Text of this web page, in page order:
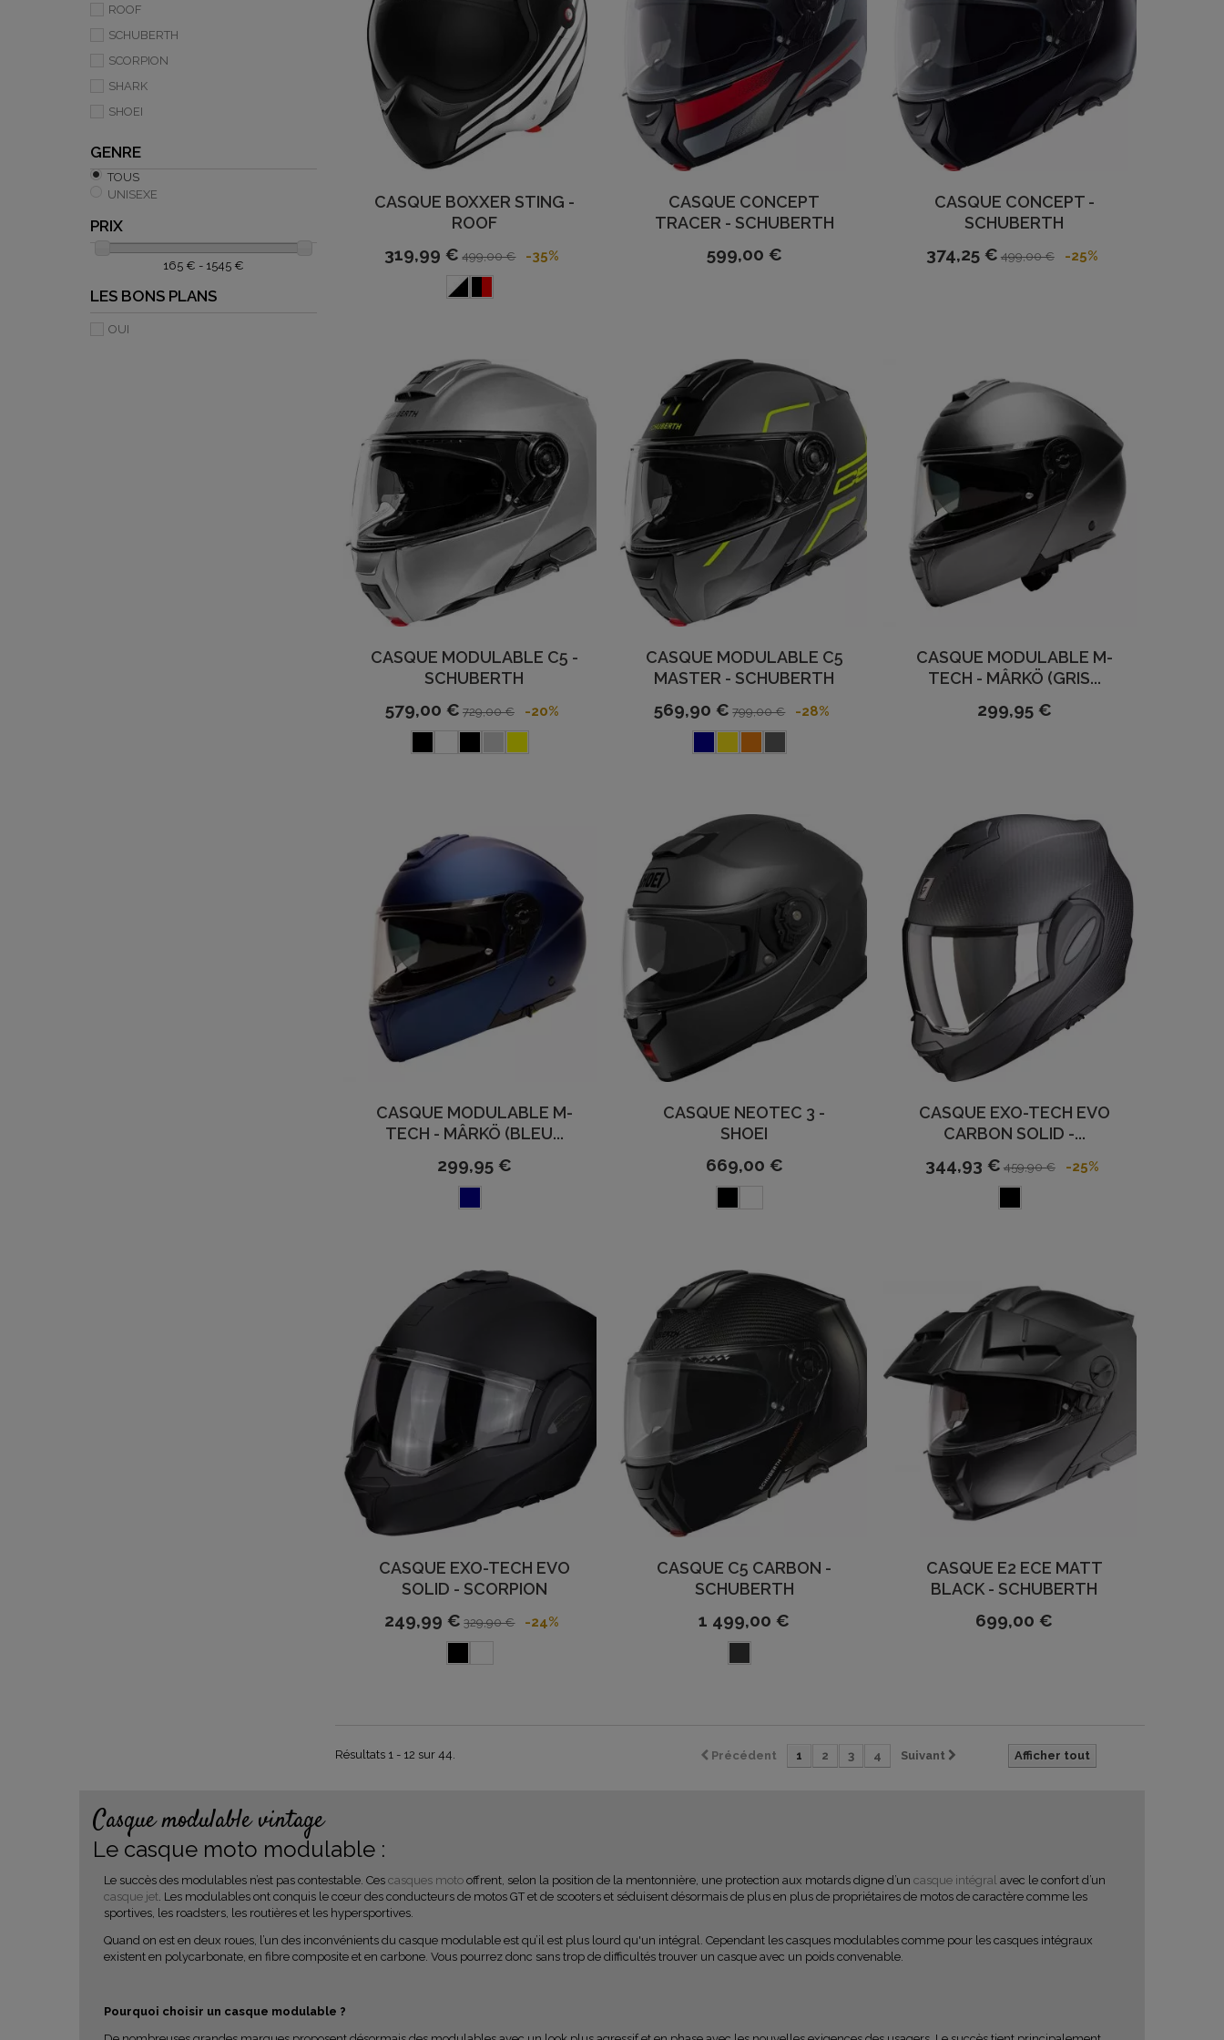
ROOF
SCHUBERTH
SCORPION
SHARK
SHOEI
GENRE
TOUS
UNISEXE
PRIX
165 € - 1545 €
LES BONS PLANS
OUI
CASQUE BOXXER STING -
ROOF
319,99 € 499,00 € -35%
CASQUE CONCEPT
TRACER - SCHUBERTH
599,00 €
CASQUE CONCEPT -
SCHUBERTH
374,25 € 499,00 € -25%
CASQUE MODULABLE C5 -
SCHUBERTH
579,00 € 729,00 € -20%
CASQUE MODULABLE C5
MASTER - SCHUBERTH
569,90 € 799,00 € -28%
CASQUE MODULABLE M-
TECH - MÂRKÖ (GRIS...
299,95 €
CASQUE MODULABLE M-
TECH - MÂRKÖ (BLEU...
299,95 €
CASQUE NEOTEC 3 -
SHOEI
669,00 €
CASQUE EXO-TECH EVO
CARBON SOLID -...
344,93 € 459,90 € -25%
CASQUE EXO-TECH EVO
SOLID - SCORPION
249,99 € 329,90 € -24%
CASQUE C5 CARBON -
SCHUBERTH
1 499,00 €
CASQUE E2 ECE MATT
BLACK - SCHUBERTH
699,00 €
Afficher tout
Précédent 1 2 3 4 Suivant
Résultats 1 - 12 sur 44.
Casque modulable vintage
Le casque moto modulable :
Le succès des modulables n’est pas contestable. Ces casques moto offrent, selon la position de la mentonnière, une protection aux motards digne d’un casque intégral avec le confort d’un
casque jet. Les modulables ont conquis le cœur des conducteurs de motos GT et de scooters et séduisent désormais de plus en plus de propriétaires de motos de caractère comme les
sportives, les roadsters, les routières et les hypersportives.
Quand on est en deux roues, l’un des inconvénients du casque modulable est qu’il est plus lourd qu'un intégral. Cependant les casques modulables comme pour les casques intégraux
existent en polycarbonate, en fibre composite et en carbone. Vous pourrez donc sans trop de difficultés trouver un casque avec un poids convenable.
Pourquoi choisir un casque modulable ?